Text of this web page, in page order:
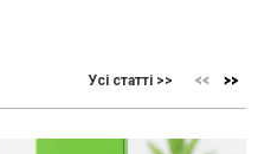
Усі статті >>